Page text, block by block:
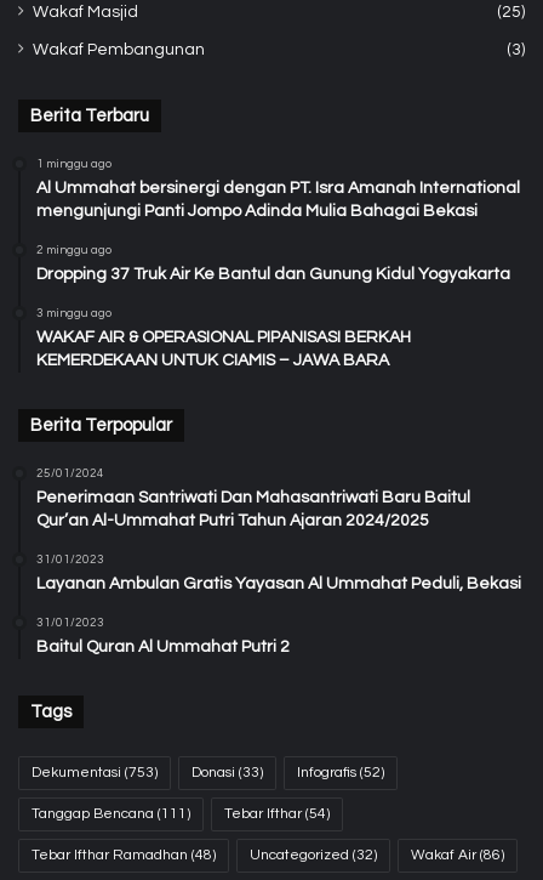
Wakaf Masjid (25)
Wakaf Pembangunan (3)
Berita Terbaru
1 minggu ago
Al Ummahat bersinergi dengan PT. Isra Amanah International
mengunjungi Panti Jompo Adinda Mulia Bahagai Bekasi
2 minggu ago
Dropping 37 Truk Air Ke Bantul dan Gunung Kidul Yogyakarta
3 minggu ago
WAKAF AIR & OPERASIONAL PIPANISASI BERKAH
KEMERDEKAAN UNTUK CIAMIS – JAWA BARA
Berita Terpopular
25/01/2024
Penerimaan Santriwati Dan Mahasantriwati Baru Baitul
Qur’an Al-Ummahat Putri Tahun Ajaran 2024/2025
31/01/2023
Layanan Ambulan Gratis Yayasan Al Ummahat Peduli, Bekasi
31/01/2023
Baitul Quran Al Ummahat Putri 2
Tags
Dekumentasi (753) Donasi (33) Infografis (52)
Tanggap Bencana (111) Tebar Ifthar(54)
Tebar Ifthar Ramadhan (48) Uncategorized (32) Wakaf Air(86)